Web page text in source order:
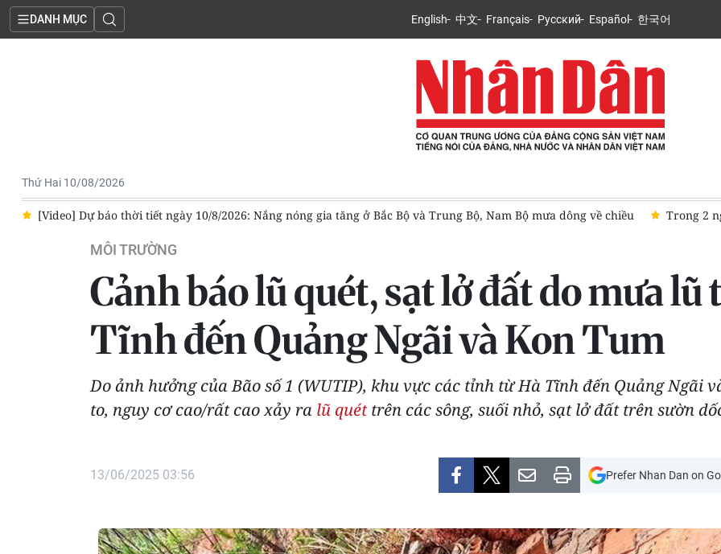
DANH MỤC English 中文 Français Русский Español 한국어
Thứ Hai 10/08/2026
Trung Bộ, Nam Bộ mưa dông về chiều Trong 2 ngày tới, Bắc Bộ và Trung Bộ tiếp tục có nắng nóng gay gắt, có nơi trên 38 độ C
MÔI TRƯỜNG
Cảnh báo lũ quét, sạt lở đất do mưa
Tĩnh đến Quảng Ngãi và Kon Tum
Do ảnh hưởng của Bão số 1 (WUTIP), khu vực các tỉnh từ Hà Tĩnh đến Quảng Ngãi
to, nguy cơ cao/rất cao xảy ra lũ quéttrên các sông, suối nhỏ, sạt lở đất trên sườn
13/06/2025 03:56 Prefer Nhan Dan on